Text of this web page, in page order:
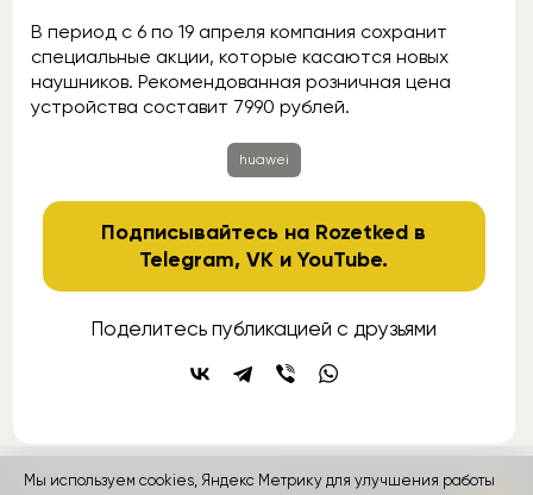
В период с 6 по 19 апреля компания сохранит
специальные акции, которые касаются новых
наушников. Рекомендованная розничная цена
устройства составит 7990 рублей.
huawei
Подписывайтесь на Rozetked в
Telegram,VK иYouTube.
Поделитесь публикацией с друзьями
Мы используем cookies, Яндекс Метрику для улучшения работы